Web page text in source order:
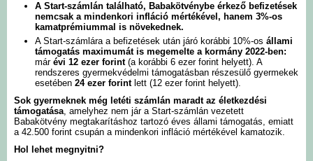
Roma Önkormányzat
Közérdekű adatok
közlemények
Hírmondó újság
A Start-számlán található, Babakötvénybe érkező befizetések
nemcsak a mindenkori infláció mértékével, hanem 3%-os
kamatprémiummal is növekednek.
A Start-számlára a befizetések után járó korábbi 10%-os állami
támogatás maximumát is megemelte a kormány 2022-ben:
már évi 12 ezer forint (a korábbi 6 ezer forint helyett). A
rendszeres gyermekvédelmi támogatásban részesülő gyermekek
esetében 24 ezer forintlett (12 ezer forint helyett).
Sok gyermeknek még letéti számlán maradt az életkezdési
támogatása, amelyhez nem jár a Start-számlán vezetett
Babakötvény megtakarításhoz tartozó éves állami támogatás, emiatt
a 42.500 forint csupán a mindenkori infláció mértékével kamatozik.
Hol lehet megnyitni?